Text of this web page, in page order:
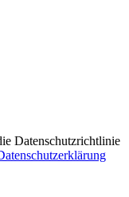
Datenschutzrichtlinie